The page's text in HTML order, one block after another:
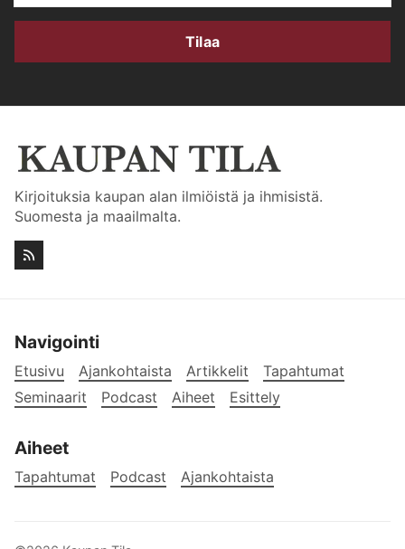
Tilaa
Kirjoituksia kaupan alan ilmiöistä ja ihmisistä.
Suomesta ja maailmalta.
Navigointi
Etusivu Ajankohtaista Artikkelit
Tapahtumat
Seminaarit
Podcast Aiheet Esittely
Aiheet
Tapahtumat Podcast Ajankohtaista